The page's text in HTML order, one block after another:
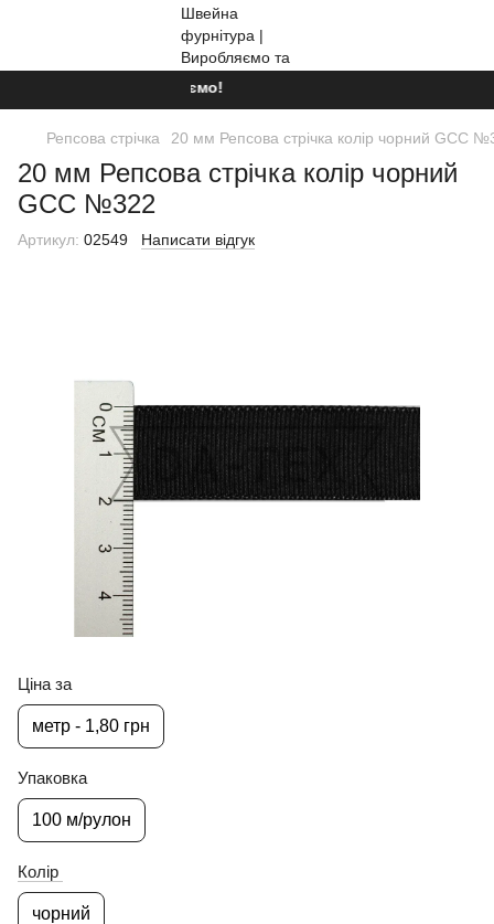
Ми працюємо!
Репсова стрічка 20 мм Репсова стрічка колір чорний GCC
20 мм Репсова стрічка колір чорний
GCC №322
Артикул: 02549 Написати відгук
Ціна за
метр - 1,80 грн
Упаковка
100 м/рулон
Колір
чорний